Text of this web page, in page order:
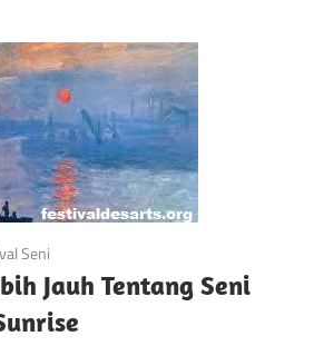
Seni
Jauh Tentang Seni